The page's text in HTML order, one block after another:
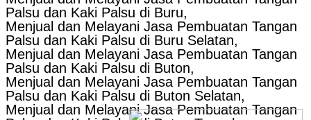
Palsu dan Kaki Palsu di Buru,
Menjual dan Melayani Jasa Pembuatan Tangan
Palsu dan Kaki Palsu di Buru Selatan,
Menjual dan Melayani Jasa Pembuatan Tangan
Palsu dan Kaki Palsu di Buton,
Menjual dan Melayani Jasa Pembuatan Tangan
Palsu dan Kaki Palsu di Buton Selatan,
Menjual dan Melayani Jasa Pembuatan Tangan